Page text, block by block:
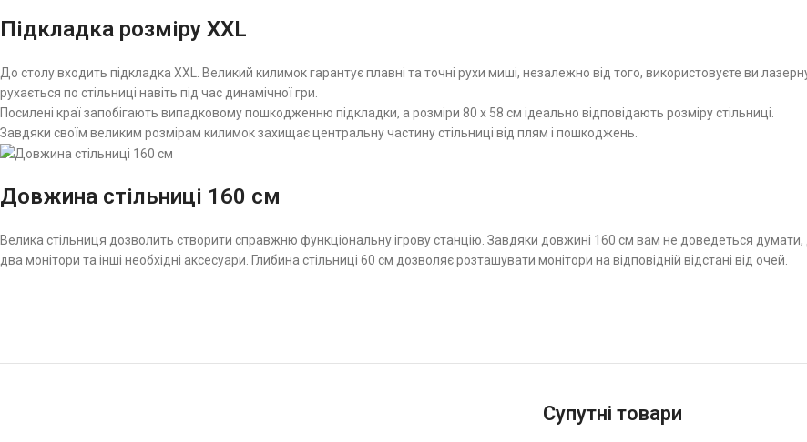
Підкладка розміру XXL
До столу входить підкладка XXL. Великий килимок гарантує плавні та точні рухи миші, незалежно від того, використовуєте ви
рухається по стільниці навіть під час динамічної гри.
Посилені краї запобігають випадковому пошкодженню підкладки, а розміри 80 х 58 см ідеально відповідають розміру стільниці.
Завдяки своїм великим розмірам килимок захищає центральну частину стільниці від плям і пошкоджень.
Довжина стільниці 160 см
Велика стільниця дозволить створити справжню функціональну ігрову станцію. Завдяки довжині 160 см вам не доведеться думати,
два монітори та інші необхідні аксесуари. Глибина стільниці 60 см дозволяє розташувати монітори на відповідній відстані від очей.
Супутні товари